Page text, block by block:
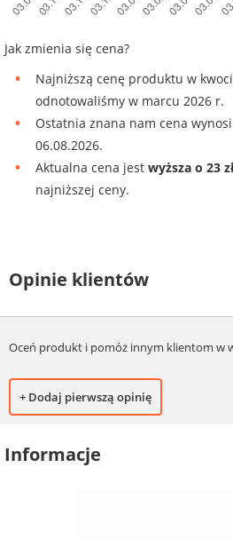
Jak zmienia się cena?
Najniższą cenę produktu w
odnotowaliśmy w marcu 2026 r.
Ostatnia znana nam cena
06.08.2026.
Aktualna cena jest wyższa o 23
najniższej ceny.
Opinie klientów
Oceń produkt i pomóż innym klientom w
+ Dodaj pierwszą opinię
Informacje